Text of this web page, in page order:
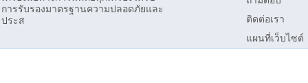
การรับรองมาตรฐานความปลอดภัยและ
ประส
ติดต่อเรา
แผนที่เว็บไซต์